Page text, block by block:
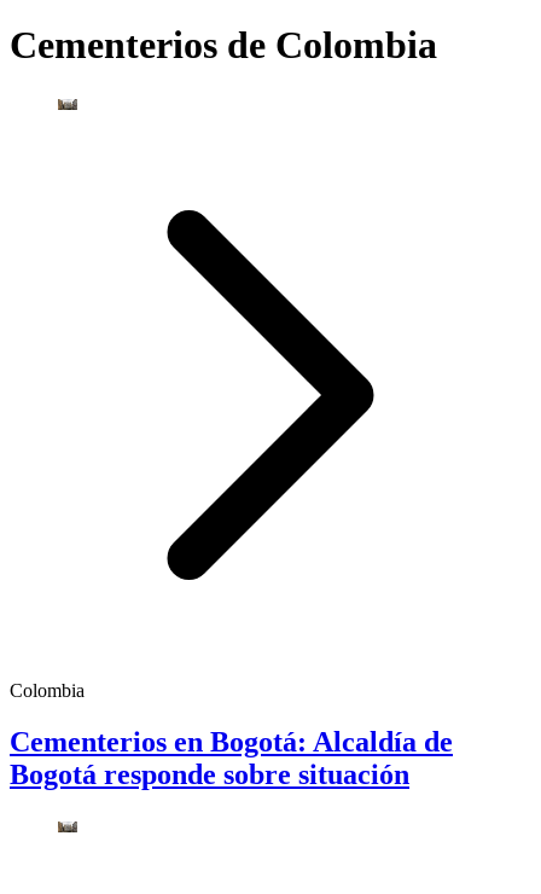
Cementerios de Colombia
Colombia
Cementerios en Bogotá: Alcaldía de
Bogotá responde sobre situación